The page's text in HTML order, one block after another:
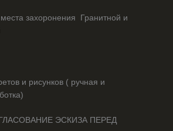
места захоронения Гранитной и
и рисунков ( ручная и
ЭСКИЗА ПЕРЕД